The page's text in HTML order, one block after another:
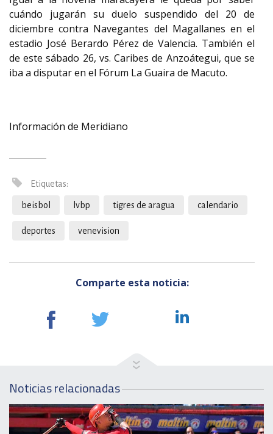
cuándo jugarán su duelo suspendido del 20 de
diciembre contra Navegantes del Magallanes en el
estadio José Berardo Pérez de Valencia. También el
de este sábado 26, vs. Caribes de Anzoátegui, que se
iba a disputar en el Fórum La Guaira de Macuto.
Información de Meridiano
Etiquetas:
beisbol lvbp tigres de aragua calendario
deportes venevision
Comparte esta noticia:
Noticias relacionadas